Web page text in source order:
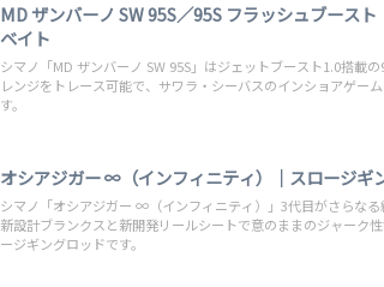
MD ザンバーノ SW 95S／95S フラッシュブース
ベイト
シマノ「MD ザンバーノ SW 95S」はジェットブースト1.0搭載
レンジをトレース可能で、サワラ・シーバスのインショアゲー
す。
オシアジガー ∞（インフィニティ）｜スロージギ
シマノ「オシアジガー ∞（インフィニティ）」3代目がさらな
新設計ブランクスと新開発リールシートで意のままのジャーク
ージギングロッドです。